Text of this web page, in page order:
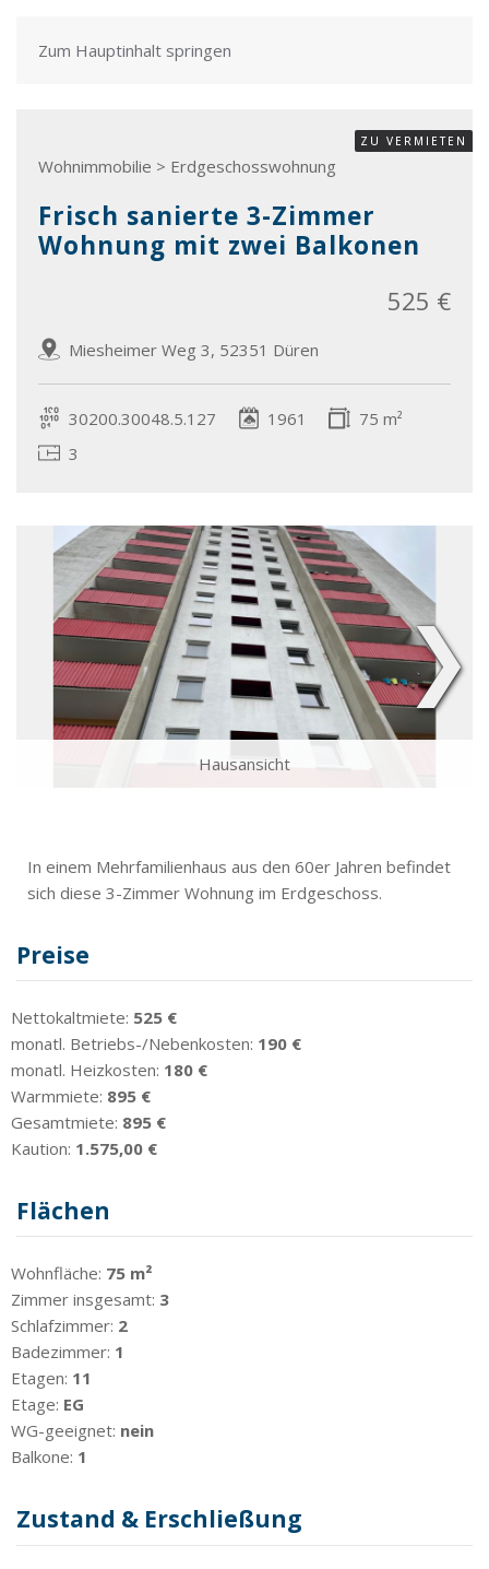
Zum Hauptinhalt springen
Wohnimmobilie > Erdgeschosswohnung
ZU VERMIETEN
Frisch sanierte 3-Zimmer
Wohnung mit zwei Balkonen
Miesheimer Weg 3, 52351 Düren
525 €
30200.30048.5.127 1961
75 m²
3
Hausansicht
❯
In einem Mehrfamilienhaus aus den 60er Jahren befindet
sich diese 3-Zimmer Wohnung im Erdgeschoss.
Preise
Nettokaltmiete: 525 €
monatl. Betriebs-/Nebenkosten: 190 €
monatl. Heizkosten: 180 €
Warmmiete: 895 €
Gesamtmiete: 895 €
Kaution: 1.575,00 €
Flächen
Wohnfläche: 75 m²
Zimmer insgesamt: 3
Schlafzimmer: 2
Badezimmer: 1
Etagen: 11
Etage: EG
WG-geeignet: nein
Balkone: 1
Zustand & Erschließung